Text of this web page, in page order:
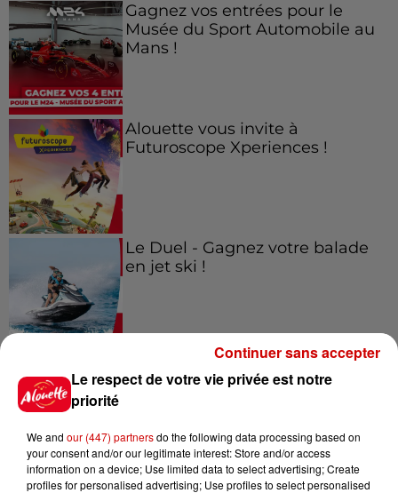
Gagnez vos entrées pour le
Musée du Sport Automobile au
Mans !
Alouette vous invite à
Futuroscope Xperiences !
Le Duel - Gagnez votre balade
en jet ski !
Podcasts
Kelly Massol, figure
emblématique de
l'entrepreneuriat féminin
Le respect de votre vie privée est notre
priorité
We and our (447) partnersdo the following data processing based on
your consent and/or our legitimate interest: Store and/or access
information on a device; Use limited data to select advertising; Create
profiles for personalised advertising; Use profiles to select personalised
Continuer sans accepter